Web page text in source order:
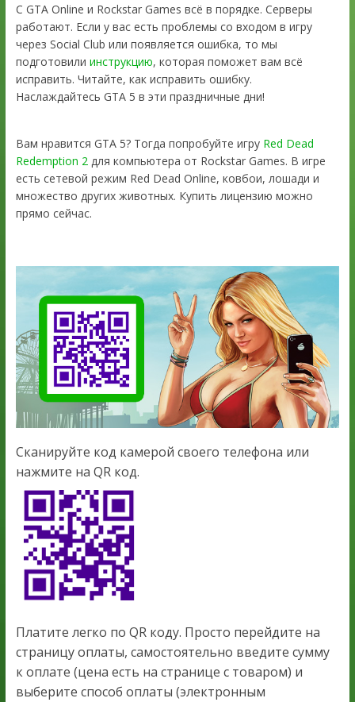
С GTA Online и Rockstar Games всё в порядке. Серверы
работают. Если у вас есть проблемы со входом в игру
через Social Club или появляется ошибка, то мы
подготовили инструкцию, которая поможет вам всё
исправить. Читайте, как исправить ошибку.
Наслаждайтесь GTA 5 в эти праздничные дни!
Вам нравится GTA 5? Тогда попробуйте игру Red Dead
Redemption 2для компьютера от Rockstar Games. В игре
есть сетевой режим Red Dead Online, ковбои, лошади и
множество других животных. Купить лицензию можно
прямо сейчас.
Сканируйте код камерой своего телефона или
нажмите на QR код.
Платите легко по QR коду. Просто перейдите на
страницу оплаты, самостоятельно введите сумму
к оплате (цена есть на странице с товаром) и
выберите способ оплаты (электронным